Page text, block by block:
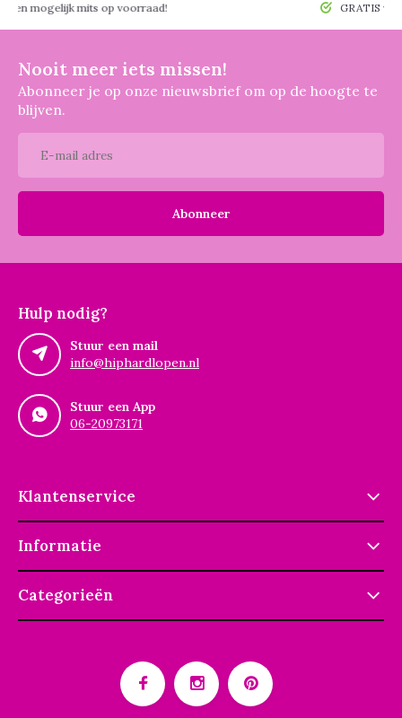
mits op voorraad! GRATIS
Nooit meer iets missen!
Abonneer je op onze nieuwsbrief om op de hoogte te
blijven.
Abonneer
Hulp nodig?
Stuur een mail
info@hiphardlopen.nl
Stuur een App
06-20973171
Klantenservice
Informatie
Categorieën